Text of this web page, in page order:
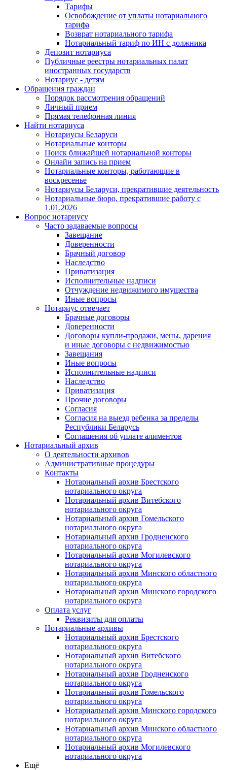
Тарифы
Освобождение от уплаты нотариального
тарифа
Возврат нотариального тарифа
Нотариальный тариф по ИН с должника
Депозит нотариуса
Публичные реестры нотариальных палат
иностранных государств
Нотариус - детям
Обращения граждан
Порядок рассмотрения обращений
Личный прием
Прямая телефонная линия
Найти нотариуса
Нотариусы Беларуси
Нотариальные конторы
Поиск ближайшей нотариальной конторы
Онлайн запись на прием
Нотариальные конторы, работающие в
воскресенье
Нотариусы Беларуси, прекратившие деятельность
Нотариальные бюро, прекратившие работу с
1.01.2026
Вопрос нотариусу
Часто задаваемые вопросы
Завещание
Доверенности
Брачный договор
Наследство
Приватизация
Исполнительные надписи
Отчуждение недвижимого имущества
Иные вопросы
Нотариус отвечает
Брачные договоры
Доверенности
Договоры купли-продажи, мены, дарения
и иные договоры с недвижимостью
Завещания
Иные вопросы
Исполнительные надписи
Наследство
Приватизация
Прочие договоры
Согласия
Согласия на выезд ребенка за пределы
Республики Беларусь
Соглашения об уплате алиментов
Нотариальный архив
О деятельности архивов
Административные процедуры
Контакты
Нотариальный архив Брестского
нотариального округа
Нотариальный архив Витебского
нотариального округа
Нотариальный архив Гомельского
нотариального округа
Нотариальный архив Гродненского
нотариального округа
Нотариальный архив Могилевского
нотариального округа
Нотариальный архив Минского областного
нотариального округа
Нотариальный архив Минского городского
нотариального округа
Оплата услуг
Реквизиты для оплаты
Нотариальные архивы
Нотариальный архив Брестского
нотариального округа
Нотариальный архив Витебского
нотариального округа
Нотариальный архив Гродненского
нотариального округа
Нотариальный архив Гомельского
нотариального округа
Нотариальный архив Минского городского
нотариального округа
Нотариальный архив Минского областного
нотариального округа
Нотариальный архив Могилевского
нотариального округа
Ещё